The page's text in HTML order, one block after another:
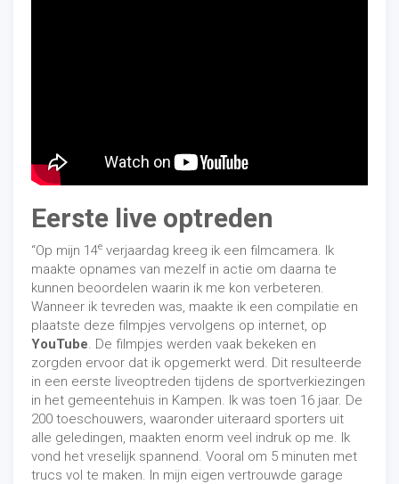
Eerste live optreden
“Op mijn 14e verjaardag kreeg ik een filmcamera. Ik
maakte opnames van mezelf in actie om daarna te
kunnen beoordelen waarin ik me kon verbeteren.
Wanneer ik tevreden was, maakte ik een compilatie en
plaatste deze filmpjes vervolgens op internet, op
YouTube . De filmpjes werden vaak bekeken en
zorgden ervoor dat ik opgemerkt werd. Dit resulteerde
in een eerste liveoptreden tijdens de sportverkiezingen
in het gemeentehuis in Kampen. Ik was toen 16 jaar. De
200 toeschouwers, waaronder uiteraard sporters uit
alle geledingen, maakten enorm veel indruk op me. Ik
vond het vreselijk spannend. Vooral om 5 minuten met
trucs vol te maken. In mijn eigen vertrouwde garage